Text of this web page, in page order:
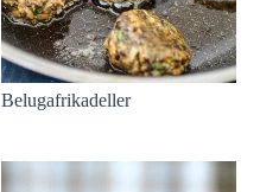
Belugafrikadeller